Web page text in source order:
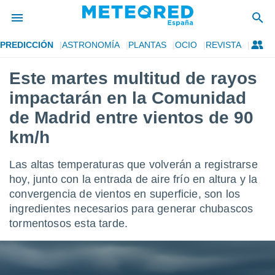
de
por
para
la
que se
calidad.
las
y
forma
digital
PREDICCIÓN ASTRONOMÍA PLANTAS OCIO REVISTA
Este martes multitud de rayos
impactarán en la Comunidad
de Madrid entre vientos de 90
km/h
Las altas temperaturas que volverán a registrarse
hoy, junto con la entrada de aire frío en altura y la
convergencia de vientos en superficie, son los
ingredientes necesarios para generar chubascos
tormentosos esta tarde.